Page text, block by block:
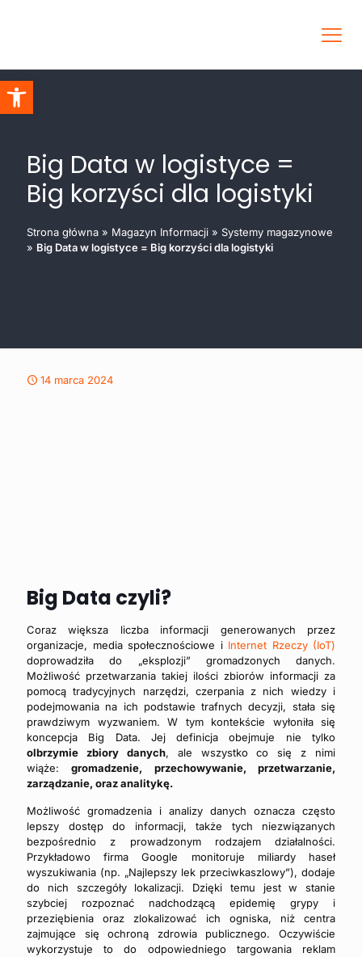
Otwórz pasek narzędzi
Big Data w logistyce =
Big korzyści dla logistyki
Strona główna » Magazyn Informacji » Systemy magazynowe
» Big Data w logistyce = Big korzyści dla logistyki
14 marca 2024
Big Data czyli?
Coraz większa liczba informacji generowanych przez
organizacje, media społecznościowe i Internet Rzeczy (IoT)
doprowadziła do „eksplozji” gromadzonych danych.
Możliwość przetwarzania takiej ilości zbiorów informacji za
pomocą tradycyjnych narzędzi, czerpania z nich wiedzy i
podejmowania na ich podstawie trafnych decyzji, stała się
prawdziwym wyzwaniem. W tym kontekście wyłoniła się
koncepcja Big Data. Jej definicja obejmuje nie tylko
olbrzymie zbiory danych, ale wszystko co się z nimi
wiąże:gromadzenie, przechowywanie, przetwarzanie,
zarządzanie, oraz analitykę.
Możliwość gromadzenia i analizy danych oznacza często
lepszy dostęp do informacji, także tych niezwiązanych
bezpośrednio z prowadzonym rodzajem działalności.
Przykładowo firma Google monitoruje miliardy haseł
wyszukiwania (np. „Najlepszy lek przeciwkaszlowy”), dodaje
do nich szczegóły lokalizacji. Dzięki temu jest w stanie
szybciej rozpoznać nadchodzącą epidemię grypy i
przeziębienia oraz zlokalizować ich ogniska, niż centra
zajmujące się ochroną zdrowia publicznego. Oczywiście
wykorzystuje to do odpowiedniego targowania reklam